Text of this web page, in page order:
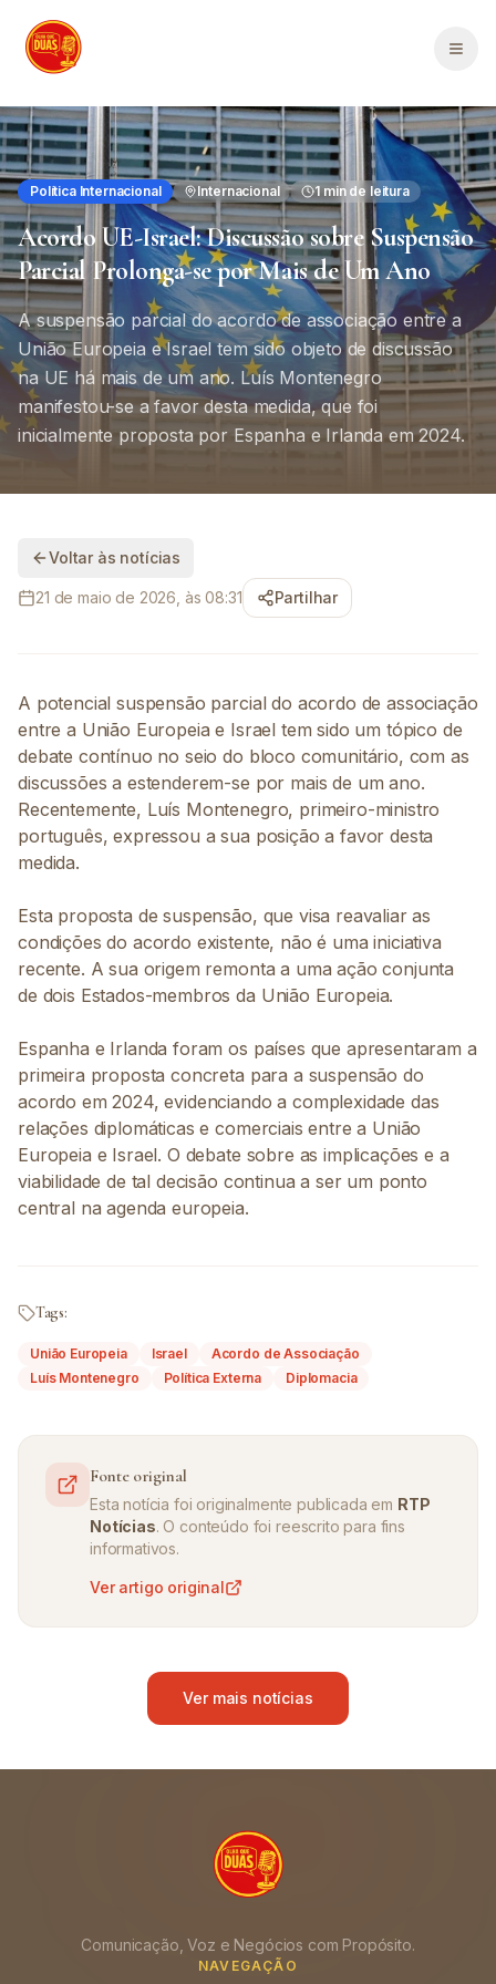
Política Internacional Internacional 1min de leitura
Acordo UE-Israel: Discussão sobre Suspensão
Parcial Prolonga-se por Mais de Um Ano
A suspensão parcial do acordo de associação entre a
União Europeia e Israel tem sido objeto de discussão
na UE há mais de um ano. Luís Montenegro
manifestou-se a favor desta medida, que foi
inicialmente proposta por Espanha e Irlanda em 2024.
Voltar às notícias
21 de maio de 2026, às 08:31 Partilhar
A potencial suspensão parcial do acordo de associação
entre a União Europeia e Israel tem sido um tópico de
debate contínuo no seio do bloco comunitário, com as
discussões a estenderem-se por mais de um ano.
Recentemente, Luís Montenegro, primeiro-ministro
português, expressou a sua posição a favor desta
medida.
Esta proposta de suspensão, que visa reavaliar as
condições do acordo existente, não é uma iniciativa
recente. A sua origem remonta a uma ação conjunta
de dois Estados-membros da União Europeia.
Espanha e Irlanda foram os países que apresentaram a
primeira proposta concreta para a suspensão do
acordo em 2024, evidenciando a complexidade das
relações diplomáticas e comerciais entre a União
Europeia e Israel. O debate sobre as implicações e a
viabilidade de tal decisão continua a ser um ponto
central na agenda europeia.
Tags:
União Europeia Israel
Acordo de Associação
Luís Montenegro
Política Externa Diplomacia
Fonte original
Esta notícia foi originalmente publicada em RTP
Notícias. O conteúdo foi reescrito para fins
informativos.
Ver artigo original
Ver mais notícias
Comunicação, Voz e Negócios com Propósito.
NAVEGAÇÃO